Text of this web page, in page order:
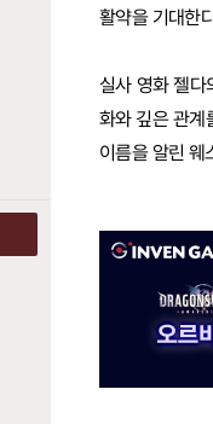
활약을 기대한
실사 영화 젤다
화와 깊은 관계
이름을 알린 웨